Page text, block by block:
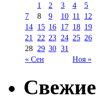
« Сен Ноя »
1 2 3 4 5
7
8 9 10 11 12
14 15 16 17 18 19
21
22 23 24 25 26
28 29 30 31